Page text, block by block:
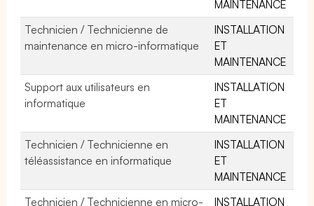
MAINTENANCE
Technicien / Technicienne de
maintenance en micro-informatique
INSTALLATION
ET
MAINTENANCE
Support aux utilisateurs en
informatique
INSTALLATION
ET
MAINTENANCE
Technicien / Technicienne en
téléassistance en informatique
INSTALLATION
ET
MAINTENANCE
Technicien / Technicienne en micro-
INSTALLATION